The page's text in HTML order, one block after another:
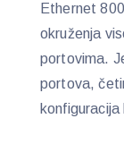
Ethernet
okruženja
portovima.
portova,